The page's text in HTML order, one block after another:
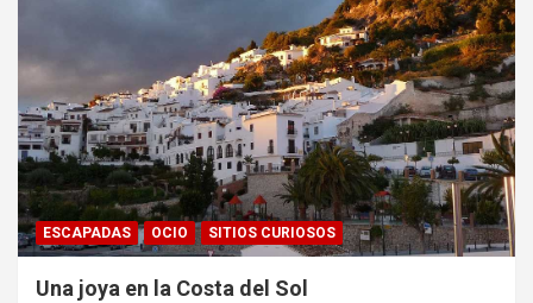
ESCAPADAS OCIO SITIOS CURIOSOS
Una joya en la Costa del Sol